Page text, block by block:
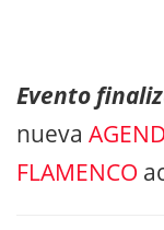
Evento
nueva
FLAMENCO